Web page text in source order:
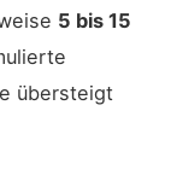
5 bis 15
übersteigt